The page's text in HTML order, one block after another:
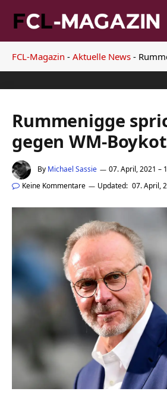
FCL-Magazin - Aktuelle News -
Rummenigge
gegen WM-
By Michael Sassie
07. April, 2021 –
Keine Kommentare
Updated: 07. April,